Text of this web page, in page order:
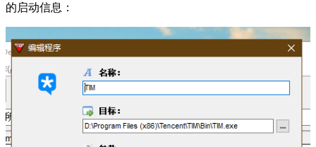
的启动信息：